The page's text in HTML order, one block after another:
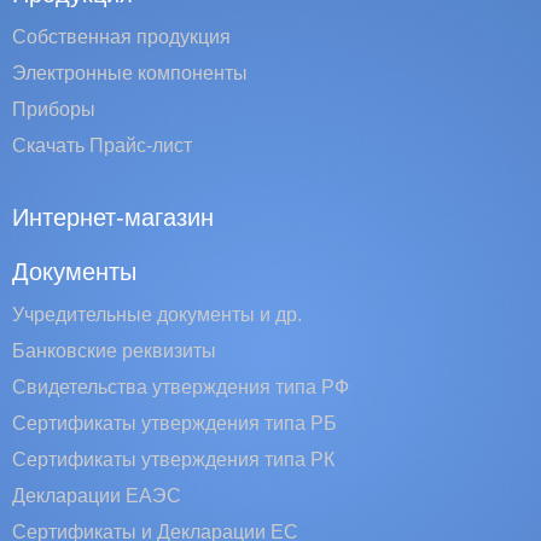
Собственная продукция
Электронные компоненты
Приборы
Скачать Прайс-лист
Интернет-магазин
Документы
Учредительные документы и др.
Банковские реквизиты
Свидетельства утверждения типа РФ
Сертификаты утверждения типа РБ
Сертификаты утверждения типа РК
Декларации ЕАЭС
Сертификаты и Декларации EC